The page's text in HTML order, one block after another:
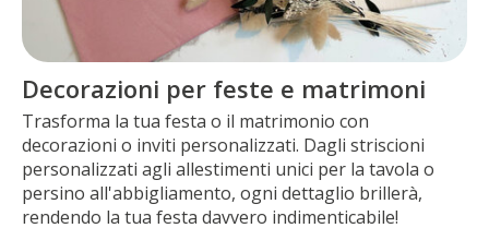
Decorazioni per feste e matrimoni
Trasforma la tua festa o il matrimonio con
decorazioni o inviti personalizzati. Dagli striscioni
personalizzati agli allestimenti unici per la tavola o
persino all'abbigliamento, ogni dettaglio brillerà,
rendendo la tua festa davvero indimenticabile!